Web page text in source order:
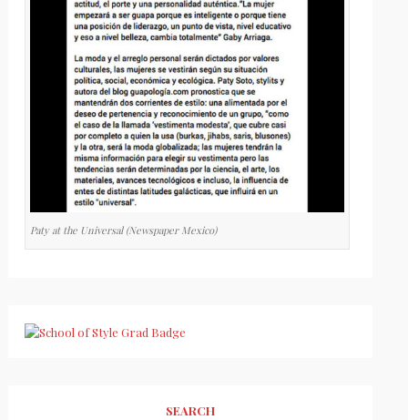
Paty at the Universal (Newspaper Mexico)
SEARCH